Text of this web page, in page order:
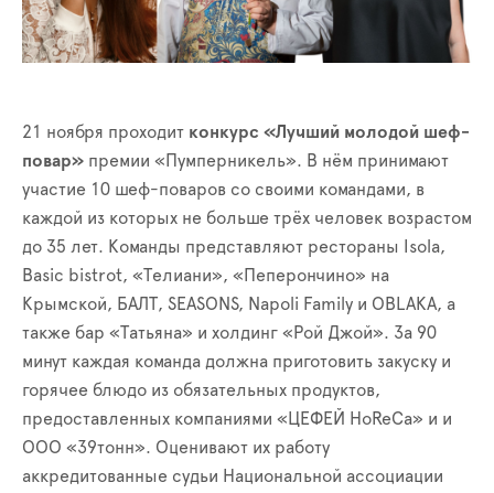
21 ноября проходит конкурс «Лучший молодой шеф-
повар» премии «Пумперникель». В нём принимают
участие 10 шеф-поваров со своими командами, в
каждой из которых не больше трёх человек возрастом
до 35 лет. Команды представляют рестораны Isola,
Basic bistrot, «Телиани», «Пеперончино» на
Крымской, БАЛТ, SEASONS, Napoli Family и OBLAKA, а
также бар «Татьяна» и холдинг «Рой Джой». За 90
минут каждая команда должна приготовить закуску и
горячее блюдо из обязательных продуктов,
предоставленных компаниями «ЦЕФЕЙ HoReCa» и и
ООО «39тонн». Оценивают их работу
аккредитованные судьи Национальной ассоциации